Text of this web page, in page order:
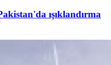
ışıklandırma